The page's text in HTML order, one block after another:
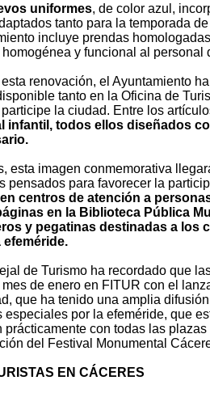
uniformes, de color azul,
tanto para la temporada
incluye prendas
y funcional al personal
renovación, el Ayuntamiento
tanto en la Oficina de
participe la ciudad. Entre los
infantil, todos ellos diseñados
esta imagen conmemorativa
pensados para favorecer la
centros de atención a
en la Biblioteca Pública
y pegatinas destinadas a los
efeméride.
de Turismo ha recordado que
de enero en FITUR con el
que ha tenido una amplia
especiales por la efeméride, que
prácticamente con todas las
del Festival Monumental
EN CÁCERES